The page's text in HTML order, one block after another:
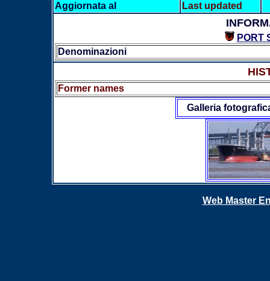
Aggiornata al
Last updated
PORT
Denominazioni
Former names
Galleria
Web Master